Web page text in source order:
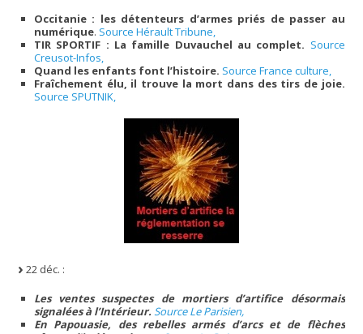
Occitanie : les détenteurs d’armes priés de passer au
numérique. Source Hérault Tribune,
TIR SPORTIF : La famille Duvauchel au complet. Source
Creusot-Infos,
Quand les enfants font l’histoire. Source France culture,
Fraîchement élu, il trouve la mort dans des tirs de joie.
Source SPUTNIK,
22 déc. :
Les ventes suspectes de mortiers d’artifice désormais
signalées à l’Intérieur.Source Le Parisien,
En Papouasie, des rebelles armés d’arcs et de flèches